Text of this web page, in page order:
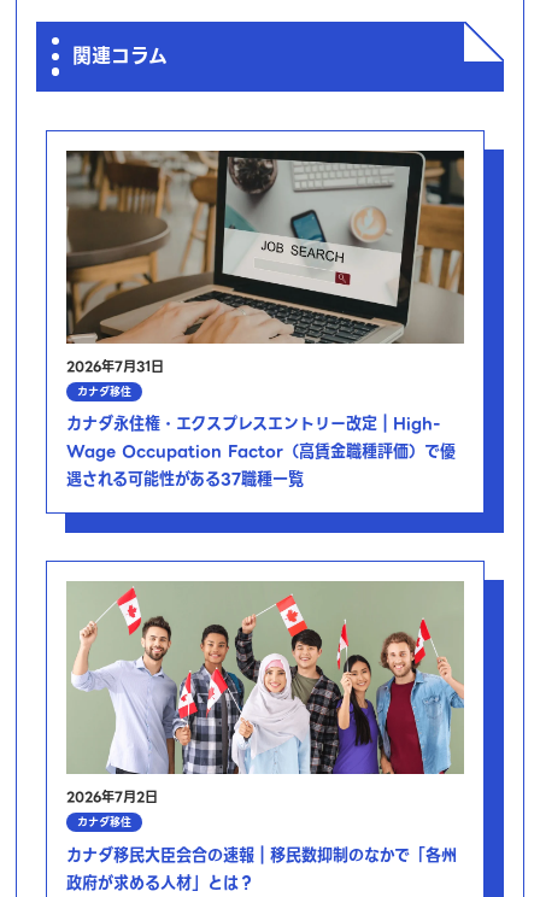
関連コラム
2026年7月31日
カナダ移住
カナダ永住権・エクスプレスエントリー改定｜High-
Wage Occupation Factor（高賃金職種評価）で優
遇される可能性がある37職種一覧
2026年7月2日
カナダ移住
カナダ移民大臣会合の速報｜移民数抑制のなかで「各州
政府が求める人材」とは？